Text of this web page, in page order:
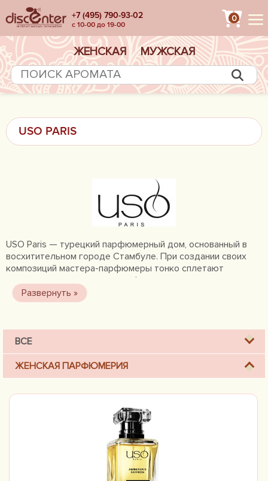
+7 (495) 790-93-02
с 10-00 до 19-00
0
ЖЕНСКАЯ МУЖСКАЯ
USO PARIS
USO Paris — турецкий парфюмерный дом, основанный в
восхитительном городе Стамбуле. При создании своих
композиций мастера-парфюмеры тонко сплетают
многовековые азиатские парфюмерные традиции с
европейским модерном. Примечательным является и то,
что все турецкие парфюмеры являются выпускниками
ВСЕ
ЖЕНСКАЯ ПАРФЮМЕРИЯ